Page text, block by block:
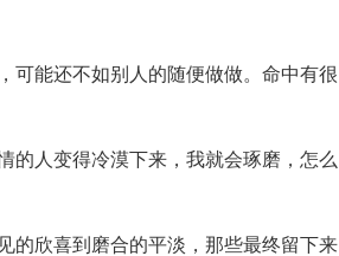
可能还不如别人的随便做做。命中有很
的人变得冷漠下来，我就会琢磨，怎么
的欣喜到磨合的平淡，那些最终留下来